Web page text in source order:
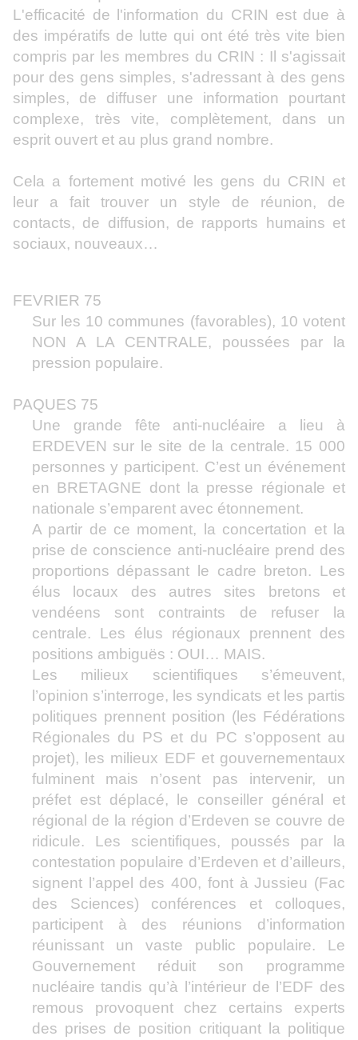
L'efficacité de l'information du CRIN est due à
des impératifs de lutte qui ont été très vite bien
compris par les membres du CRIN : Il s'agissait
pour des gens simples, s'adressant à des gens
simples, de diffuser une information pourtant
complexe, très vite, complètement, dans un
esprit ouvert et au plus grand nombre.
Cela a fortement motivé les gens du CRIN et
leur a fait trouver un style de réunion, de
contacts, de diffusion, de rapports humains et
sociaux, nouveaux…
FEVRIER 75
Sur les 10 communes (favorables), 10 votent
NON A LA CENTRALE, poussées par la
pression populaire.
PAQUES 75
Une grande fête anti-nucléaire a lieu à
ERDEVEN sur le site de la centrale. 15 000
personnes y participent. C’est un événement
en BRETAGNE dont la presse régionale et
nationale s’emparent avec étonnement.
A partir de ce moment, la concertation et la
prise de conscience anti-nucléaire prend des
proportions dépassant le cadre breton. Les
élus locaux des autres sites bretons et
vendéens sont contraints de refuser la
centrale. Les élus régionaux prennent des
positions ambiguës : OUI… MAIS.
Les milieux scientifiques s’émeuvent,
l’opinion s’interroge, les syndicats et les partis
politiques prennent position (les Fédérations
Régionales du PS et du PC s’opposent au
projet), les milieux EDF et gouvernementaux
fulminent mais n’osent pas intervenir, un
préfet est déplacé, le conseiller général et
régional de la région d’Erdeven se couvre de
ridicule. Les scientifiques, poussés par la
contestation populaire d’Erdeven et d’ailleurs,
signent l’appel des 400, font à Jussieu (Fac
des Sciences) conférences et colloques,
participent à des réunions d’information
réunissant un vaste public populaire. Le
Gouvernement réduit son programme
nucléaire tandis qu’à l’intérieur de l’EDF des
remous provoquent chez certains experts
des prises de position critiquant la politique